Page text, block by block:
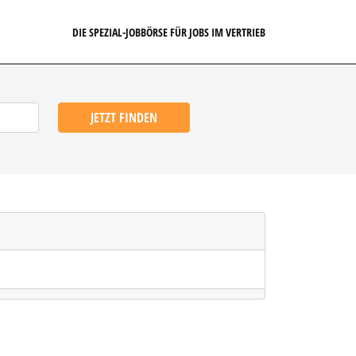
DIE SPEZIAL-JOBBÖRSE FÜR JOBS IM VERTRIEB
JETZT FINDEN